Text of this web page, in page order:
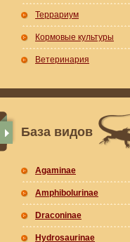
Террариум
Кормовые культуры
Ветеринария
База видов
Agaminae
Amphibolurinae
Draconinae
Hydrosaurinae